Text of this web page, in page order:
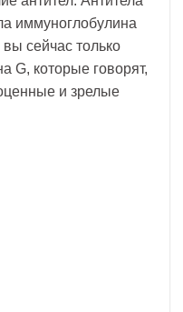
иммуноглобулина
сейчас только
G, которые говорят,
и зрелые